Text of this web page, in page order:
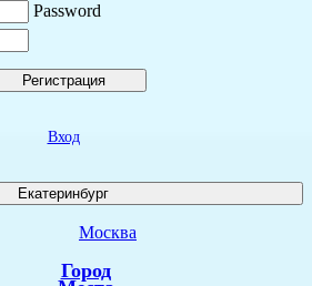
Password
Регистрация
Вход
Екатеринбург
Москва
Город